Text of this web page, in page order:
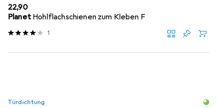
EUR
22,90
Planet Hohlflachschienen zum Kleben F
1
Türdichtung